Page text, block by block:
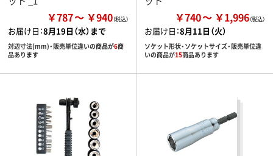
￥787 ￥940
お届け日：8月19日（水）まで
対辺寸法(mm)・販売単位違いの商品が6商
品あります
￥740 ￥1,996
お届け日：8月11日（火）
ソケット形状・ソケットサイズ・販売単位違
いの商品が15商品あります